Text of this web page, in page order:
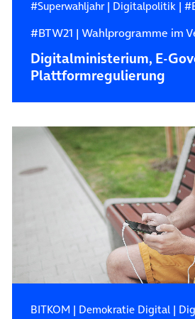
#Superwahljahr| Digitalpolitik|
#BTW21 | Wahlprogramme im
Digitalministerium, E-
Plattformregulierung
BITKOM | Demokratie Digital|